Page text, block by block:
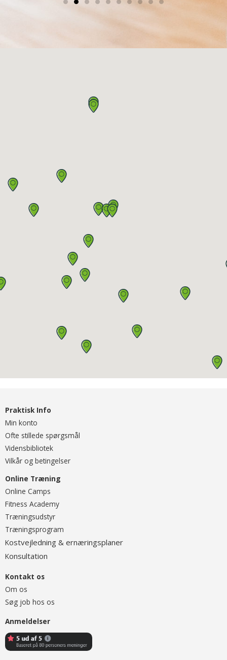
Praktisk Info
Min konto
Ofte stillede spørgsmål
Vidensbibliotek
Vilkår og betingelser
Online Træning
Online Camps
Fitness Academy
Træningsudstyr
Træningsprogram
Kostvejledning & ernæringsplaner
Konsultation
Kontakt os
Om os
Søg job hos os
Anmeldelser